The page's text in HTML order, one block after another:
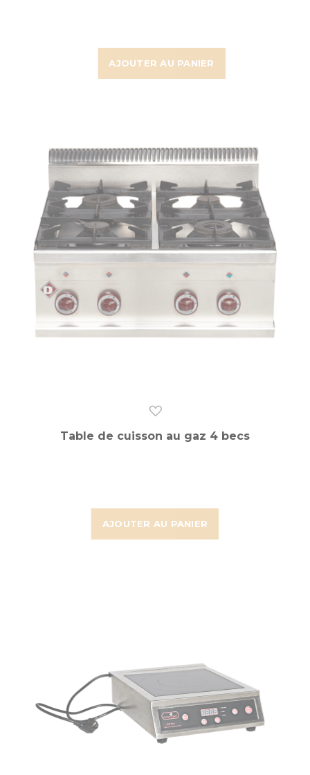
AJOUTER AU PANIER
AJOUTER AU PANIER
Table de cuisson au gaz 4 becs